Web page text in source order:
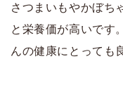
さつまいもやかぼち
と栄養価が高いです
んの健康にとっても